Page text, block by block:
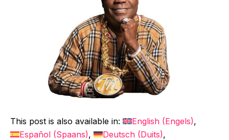
This post is also available in: English (Engels)
Español (Spaans) Deutsch (Duits)